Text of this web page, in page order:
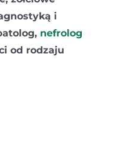
i
nefrolog
od rodzaju